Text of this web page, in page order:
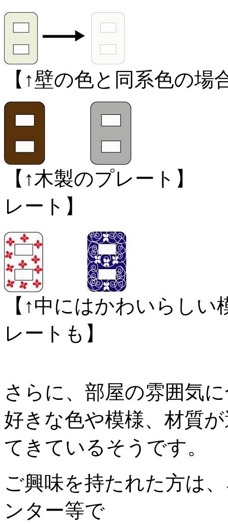
【↑壁の色と同系色の
【↑木製のプレ
レート】
【↑中にはかわいらし
レートも】
さらに、部屋の雰囲気
好きな色や模様、材質
てきているそうです。
ご興味を持たれた方は
ンター等で